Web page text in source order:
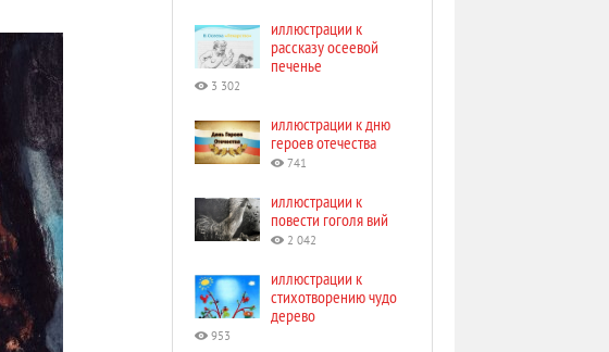
иллюстрации к
рассказу осеевой
печенье
3 302
иллюстрации к дню
героев отечества
741
иллюстрации к
повести гоголя вий
2 042
иллюстрации к
стихотворению чудо
дерево
953